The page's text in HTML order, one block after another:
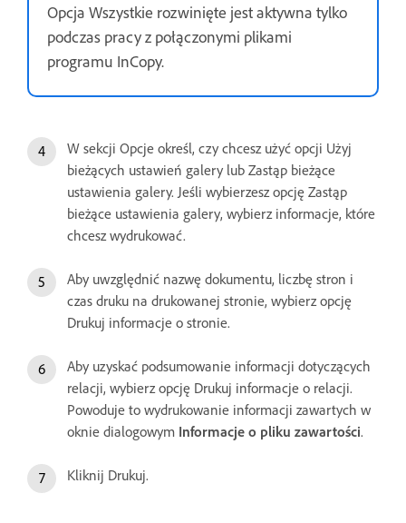
Opcja Wszystkie rozwinięte jest aktywna tylko
podczas pracy z połączonymi plikami
programu InCopy.
W sekcji Opcje określ, czy chcesz użyć opcji Użyj
bieżących ustawień galery lub Zastąp bieżące
ustawienia galery. Jeśli wybierzesz opcję Zastąp
bieżące ustawienia galery, wybierz informacje, które
chcesz wydrukować.
Aby uwzględnić nazwę dokumentu, liczbę stron i
czas druku na drukowanej stronie, wybierz opcję
Drukuj informacje o stronie.
Aby uzyskać podsumowanie informacji dotyczących
relacji, wybierz opcję Drukuj informacje o relacji.
Powoduje to wydrukowanie informacji zawartych w
oknie dialogowym Informacje o pliku zawartości.
Kliknij Drukuj.